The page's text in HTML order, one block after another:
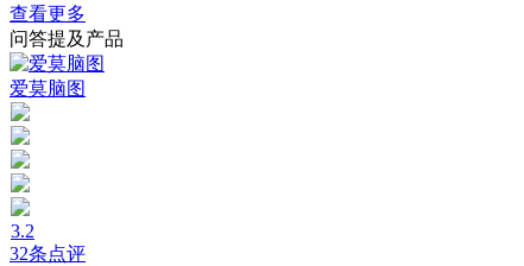
查看更多
问答提及产品
爱莫脑图
3.2
32条点评